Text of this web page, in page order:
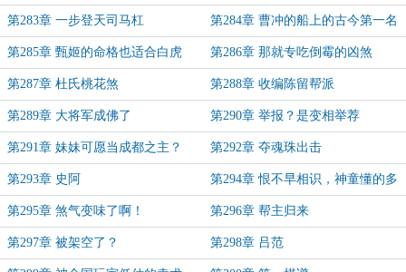
第283章 一步登天司马杠 第284章 曹冲的船上的古今第一名
象
第285章 甄姬的命格也适合白虎 第286章 那就专吃倒霉的凶煞
第287章 杜氏桃花煞 第288章 收编陈留帮派
第289章 大将军成佛了 第290章 举报？是变相举荐
第291章 妹妹可愿当成都之主？ 第292章 夺魂珠出击
第293章 史阿 第294章 恨不早相识，神童懂的多
第295章 煞气变味了啊！ 第296章 帮主归来
第297章 被架空了？ 第298章 吕范